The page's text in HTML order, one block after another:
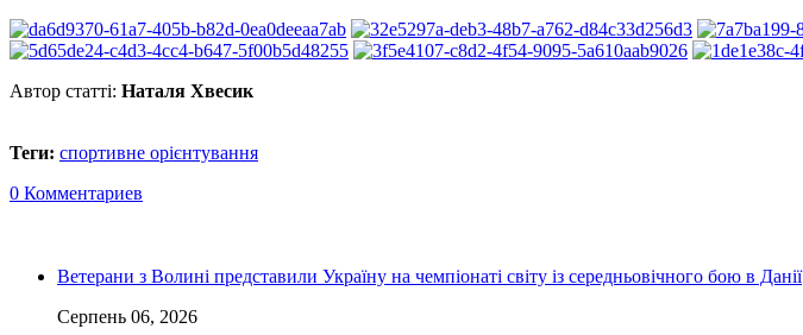
Автор статті: Наталя Хвесик
Теги: спортивне орієнтування
0 Комментариев
Ветерани з Волині представили Україну на чемпіонаті світу із середньовічного бою в Данії
Серпень 06, 2026